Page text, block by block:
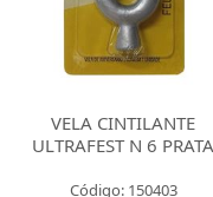
VELA CINTILANTE
ULTRAFEST N 6 PRATA
Código: 150403